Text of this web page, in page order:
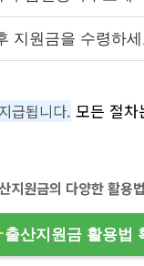
지원금을 수령하
급됩니다. 모든 절차
지원금의 다양한 활용
출산지원금 활용법